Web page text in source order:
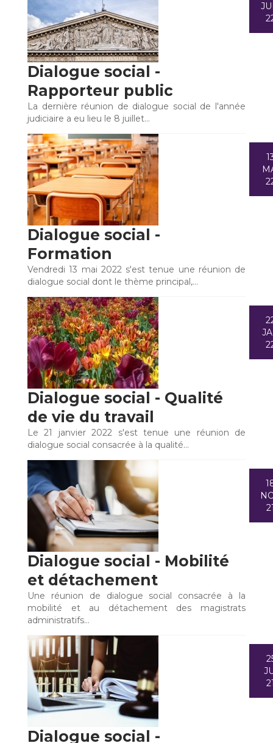
Dialogue social -
Rapporteur public
La dernière réunion de dialogue social de l'année
judiciaire a eu lieu le 8 juillet…
Dialogue social -
Formation
Vendredi 13 mai 2022 s'est tenue une réunion de
dialogue social dont le thème principal,…
Dialogue social - Qualité
de vie du travail
Le 21 janvier 2022 s'est tenue une réunion de
dialogue social consacrée à la qualité…
Dialogue social - Mobilité
et détachement
Une réunion de dialogue social consacrée à la
mobilité et au détachement des magistrats
administratifs…
Dialogue social -